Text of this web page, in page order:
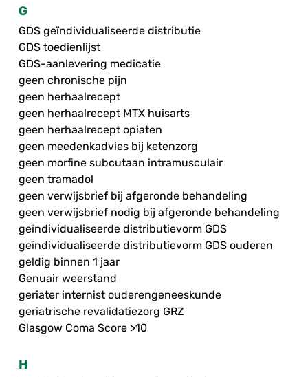
G
GDS geïndividualiseerde distributie
GDS toedienlijst
GDS-aanlevering medicatie
geen chronische pijn
geen herhaalrecept
geen herhaalrecept MTX huisarts
geen herhaalrecept opiaten
geen meedenkadvies bij ketenzorg
geen morfine subcutaan intramusculair
geen tramadol
geen verwijsbrief bij afgeronde behandeling
geen verwijsbrief nodig bij afgeronde behandeling
geïndividualiseerde distributievorm GDS
geïndividualiseerde distributievorm GDS ouderen
geldig binnen 1 jaar
Genuair weerstand
geriater internist ouderengeneeskunde
geriatrische revalidatiezorg GRZ
Glasgow Coma Score >10
H